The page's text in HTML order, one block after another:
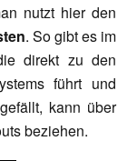
nutzt hier den
. So gibt es im
direkt zu den
führt und
kann über
beziehen.